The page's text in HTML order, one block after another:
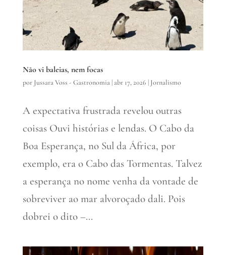
Não vi baleias, nem focas
por Jussara Voss - Gastronomia|abr 17, 2026 | Jornalismo
A expectativa frustrada revelou outras
coisas Ouvi histórias e lendas. O Cabo da
Boa Esperança, no Sul da África, por
exemplo, era o Cabo das Tormentas. Talvez
a esperança no nome venha da vontade de
sobreviver ao mar alvoroçado dali. Pois
dobrei o dito –...